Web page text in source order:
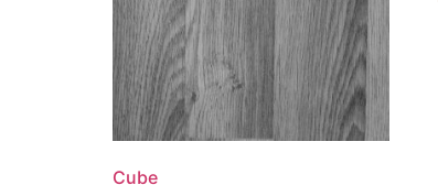
Cube